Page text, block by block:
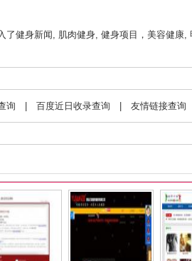
了健身新闻, 肌肉健身, 健身项目，美容健康
询 百度近日收录查询 友情链接查询